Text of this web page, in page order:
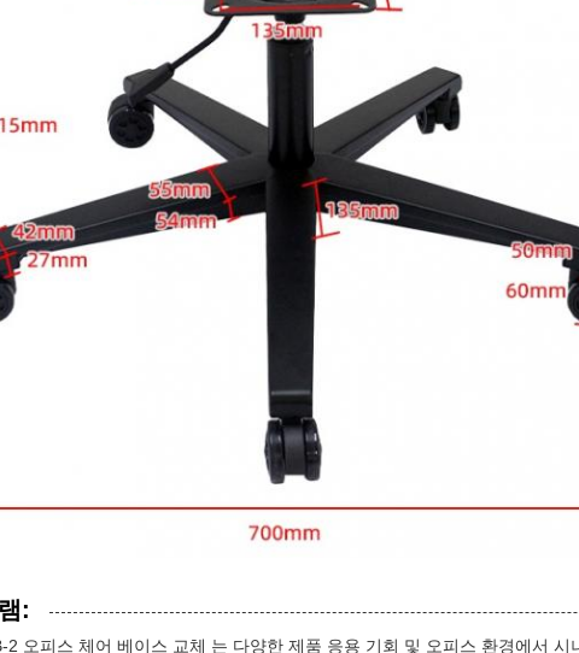
:
2 오피스 체어 베이스 교체 는 다양한 제품 응용 기회 및 오피스 환경에서